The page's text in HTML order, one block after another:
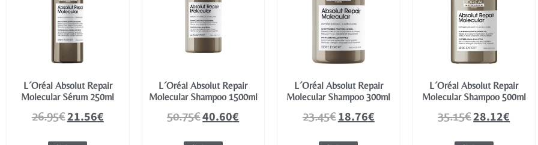
L´Oréal Absolut Repair
Molecular Sérum 250ml
26.95€21.56€
L´Oréal Absolut Repair
Molecular Shampoo 1500ml
50.75€40.60€
L´Oréal Absolut Repair
Molecular Shampoo 300ml
23.45€18.76€
L´Oréal Absolut Repair
Molecular Shampoo 500ml
35.15€28.12€